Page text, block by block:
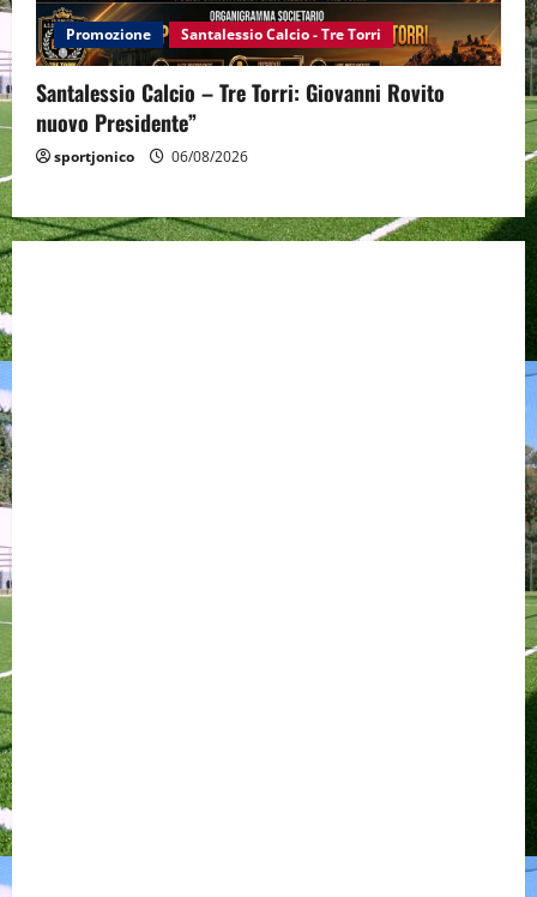
Promozione Santalessio Calcio - Tre Torri
Santalessio Calcio – Tre Torri: Giovanni Rovito
nuovo Presidente”
sportjonico 06/08/2026